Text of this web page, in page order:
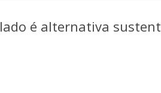
é alternativa